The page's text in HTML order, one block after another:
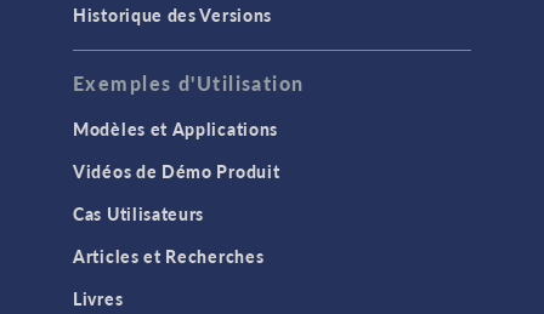
Historique des Versions
Exemples d'Utilisation
Modèles et Applications
Vidéos de Démo Produit
Cas Utilisateurs
Articles et Recherches
Livres